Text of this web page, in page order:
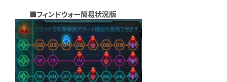
■フィンドウォー簡易状況版